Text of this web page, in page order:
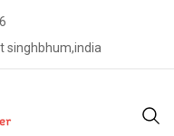
singhbhum,india